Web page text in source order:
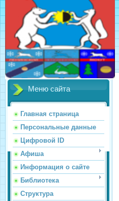
Меню сайта
Главная страница
Персональные данные
Цифровой ID
Афиша
Информация о сайте
Библиотека
Структура